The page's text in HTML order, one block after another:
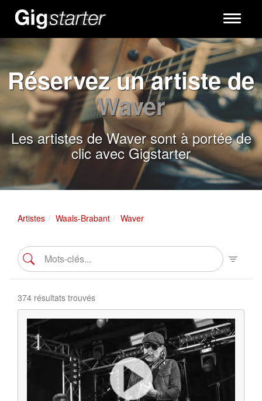
Toggle
Réservez un artiste de
Waver
Les artistes de Waver sont à portée de
clic avec Gigstarter
Artistes Waals-Brabant Waver
374 résultats trouvés